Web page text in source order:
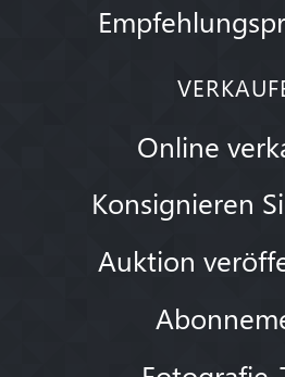
Online
Konsignieren
Auktion